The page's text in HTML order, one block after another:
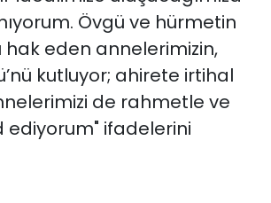
Övgü ve hürmetin
hak eden annelerimizin,
kutluyor; ahirete irtihal
de rahmetle ve
ediyorum" ifadelerini